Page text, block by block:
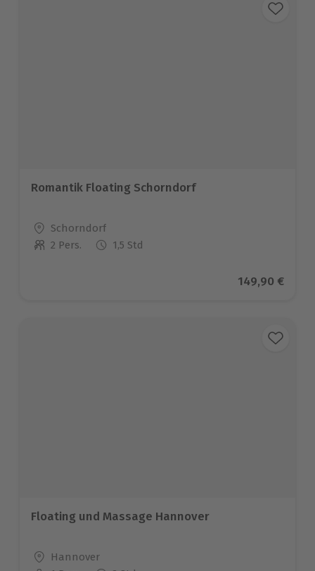
Romantik Floating Schorndorf
Standort
Schorndorf
Anzahl der Teilnehmer
2 Pers. 1,5 Std
Aktueller
149,90 €
Floating und Massage Hannover
Standort
Hannover